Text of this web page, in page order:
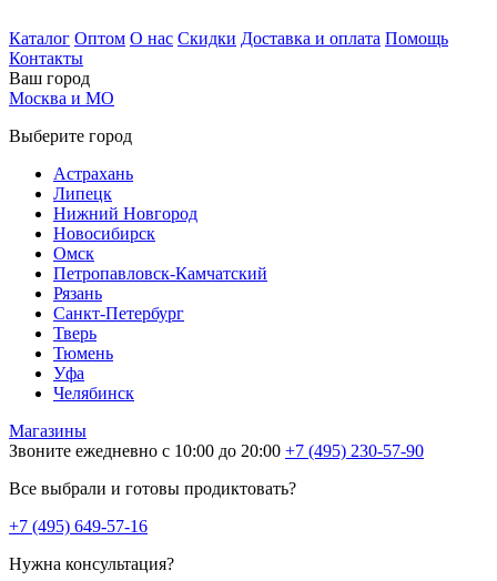
Каталог Оптом О нас Скидки Доставка и оплата Помощь
Контакты
Ваш город
Москва и МО
Выберите город
Астрахань
Липецк
Нижний Новгород
Новосибирск
Омск
Петропавловск-Камчатский
Рязань
Санкт-Петербург
Тверь
Тюмень
Уфа
Челябинск
Магазины
Звоните ежедневно с 10:00 до 20:00 +7 (495) 230-57-90
Все выбрали и готовы продиктовать?
+7 (495) 649-57-16
Нужна консультация?